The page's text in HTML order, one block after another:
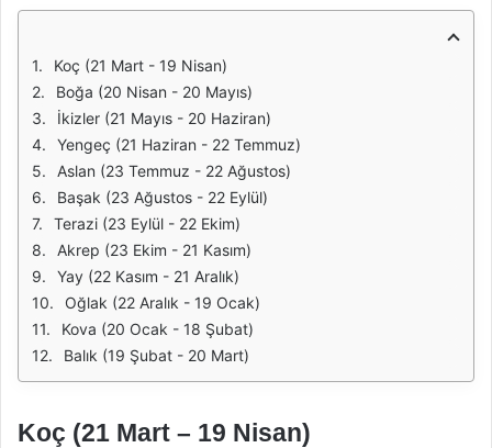
Koç (21 Mart - 19 Nisan)
Boğa (20 Nisan - 20 Mayıs)
İkizler (21 Mayıs - 20 Haziran)
Yengeç (21 Haziran - 22 Temmuz)
Aslan (23 Temmuz - 22 Ağustos)
Başak (23 Ağustos - 22 Eylül)
Terazi (23 Eylül - 22 Ekim)
Akrep (23 Ekim - 21 Kasım)
Yay (22 Kasım - 21 Aralık)
Oğlak (22 Aralık - 19 Ocak)
Kova (20 Ocak - 18 Şubat)
Balık (19 Şubat - 20 Mart)
Koç (21 Mart – 19 Nisan)